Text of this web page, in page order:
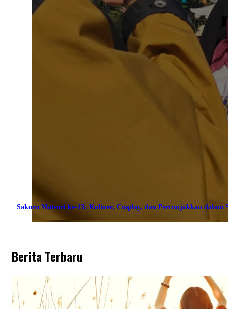
Sakura Matsuri ke-13: Kuliner, Cosplay, dan Pertunjukkan dalam
Berita Terbaru